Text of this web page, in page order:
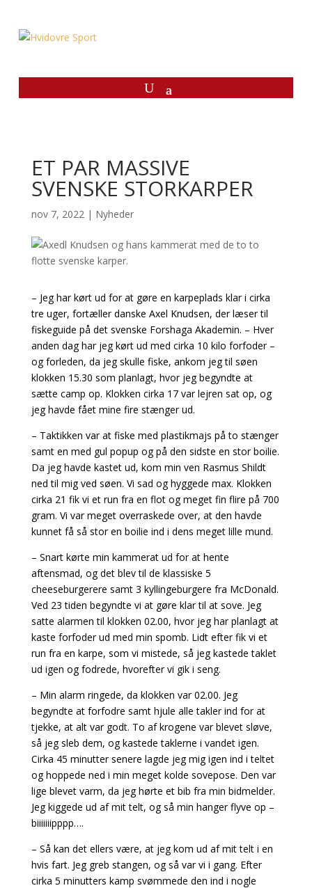
ET PAR MASSIVE
SVENSKE STORKARPER
nov 7, 2022| Nyheder
– Jeg har kørt ud for at gøre en karpeplads klar i cirka
tre uger, fortæller danske Axel Knudsen, der læser til
fiskeguide på det svenske Forshaga Akademin. – Hver
anden dag har jeg kørt ud med cirka 10 kilo forfoder –
og forleden, da jeg skulle fiske, ankom jeg til søen
klokken 15.30 som planlagt, hvor jeg begyndte at
sætte camp op. Klokken cirka 17 var lejren sat op, og
jeg havde fået mine fire stænger ud.
– Taktikken var at fiske med plastikmajs på to stænger
samt en med gul popup og på den sidste en stor boilie.
Da jeg havde kastet ud, kom min ven Rasmus Shildt
ned til mig ved søen. Vi sad og hyggede max. Klokken
cirka 21 fik vi et run fra en flot og meget fin flire på 700
gram. Vi var meget overraskede over, at den havde
kunnet få så stor en boilie ind i dens meget lille mund.
– Snart kørte min kammerat ud for at hente
aftensmad, og det blev til de klassiske 5
cheeseburgerere samt 3 kyllingeburgere fra McDonald.
Ved 23 tiden begyndte vi at gøre klar til at sove. Jeg
satte alarmen til klokken 02.00, hvor jeg har planlagt at
kaste forfoder ud med min spomb. Lidt efter fik vi et
run fra en karpe, som vi mistede, så jeg kastede taklet
ud igen og fodrede, hvorefter vi gik i seng.
– Min alarm ringede, da klokken var 02.00. Jeg
begyndte at forfodre samt hjule alle takler ind for at
tjekke, at alt var godt. To af krogene var blevet sløve,
så jeg sleb dem, og kastede taklerne i vandet igen.
Cirka 45 minutter senere lagde jeg mig igen ind i teltet
og hoppede ned i min meget kolde sovepose. Den var
lige blevet varm, da jeg hørte et bib fra min bidmelder.
Jeg kiggede ud af mit telt, og så min hanger flyve op –
biiiiiiipppp….
– Så kan det ellers være, at jeg kom ud af mit telt i en
hvis fart. Jeg greb stangen, og så var vi i gang. Efter
cirka 5 minutters kamp svømmede den ind i nogle